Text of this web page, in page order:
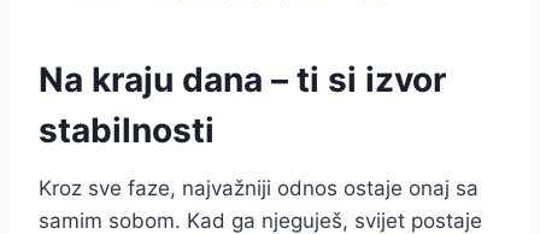
Na kraju dana – ti si izvor
stabilnosti
Kroz sve faze, najvažniji odnos ostaje onaj sa
samim sobom. Kad ga njeguješ, svijet postaje